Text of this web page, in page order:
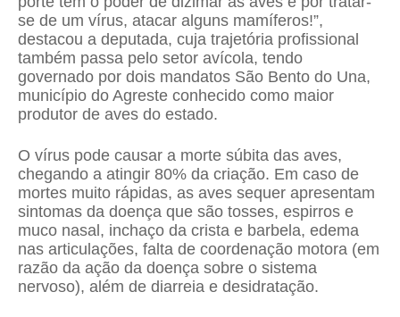
se de um vírus, atacar alguns mamíferos!”,
destacou a deputada, cuja trajetória profissional
também passa pelo setor avícola, tendo
governado por dois mandatos São Bento do Una,
município do Agreste conhecido como maior
produtor de aves do estado.
O vírus pode causar a morte súbita das aves,
chegando a atingir 80% da criação. Em caso de
mortes muito rápidas, as aves sequer apresentam
sintomas da doença que são tosses, espirros e
muco nasal, inchaço da crista e barbela, edema
nas articulações, falta de coordenação motora (em
razão da ação da doença sobre o sistema
nervoso), além de diarreia e desidratação.